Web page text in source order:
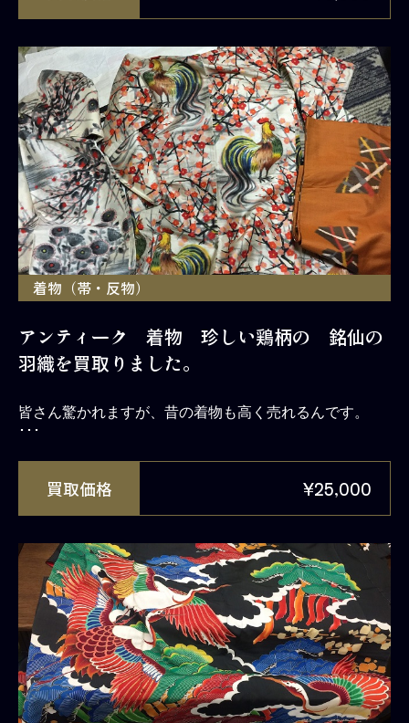
着物（帯・反物）
アンティーク 着物 珍しい鶏柄の 銘仙の
羽織を買取りました。
皆さん驚かれますが、昔の着物も高く売れるんです。
･･･
買取価格 ¥25,000